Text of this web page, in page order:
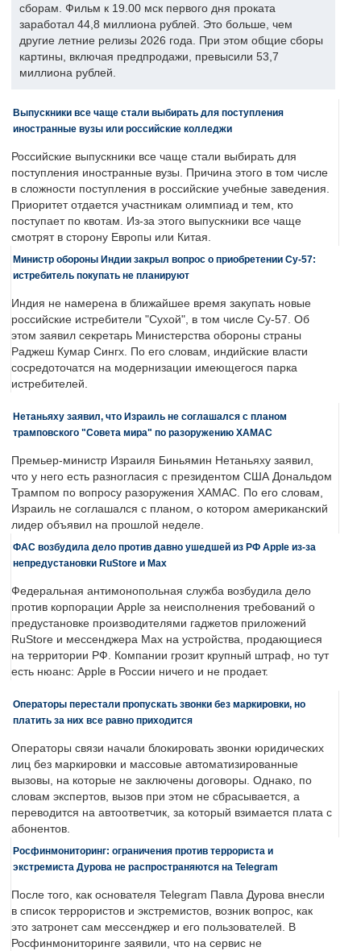
сборам. Фильм к 19.00 мск первого дня проката
заработал 44,8 миллиона рублей. Это больше, чем
другие летние релизы 2026 года. При этом общие сборы
картины, включая предпродажи, превысили 53,7
миллиона рублей.
Выпускники все чаще стали выбирать для поступления
иностранные вузы или российские колледжи
Российские выпускники все чаще стали выбирать для
поступления иностранные вузы. Причина этого в том числе
в сложности поступления в российские учебные заведения.
Приоритет отдается участникам олимпиад и тем, кто
поступает по квотам. Из-за этого выпускники все чаще
смотрят в сторону Европы или Китая.
Министр обороны Индии закрыл вопрос о приобретении Су-57:
истребитель покупать не планируют
Индия не намерена в ближайшее время закупать новые
российские истребители "Сухой", в том числе Су-57. Об
этом заявил секретарь Министерства обороны страны
Раджеш Кумар Сингх. По его словам, индийские власти
сосредоточатся на модернизации имеющегося парка
истребителей.
Нетаньяху заявил, что Израиль не соглашался с планом
трамповского "Совета мира" по разоружению ХАМАС
Премьер-министр Израиля Биньямин Нетаньяху заявил,
что у него есть разногласия с президентом США Дональдом
Трампом по вопросу разоружения ХАМАС. По его словам,
Израиль не соглашался с планом, о котором американский
лидер объявил на прошлой неделе.
ФАС возбудила дело против давно ушедшей из РФ Apple из-за
непредустановки RuStore и Max
Федеральная антимонопольная служба возбудила дело
против корпорации Apple за неисполнения требований о
предустановке производителями гаджетов приложений
RuStore и мессенджера Max на устройства, продающиеся
на территории РФ. Компании грозит крупный штраф, но тут
есть нюанс: Apple в России ничего и не продает.
Операторы перестали пропускать звонки без маркировки, но
платить за них все равно приходится
Операторы связи начали блокировать звонки юридических
лиц без маркировки и массовые автоматизированные
вызовы, на которые не заключены договоры. Однако, по
словам экспертов, вызов при этом не сбрасывается, а
переводится на автоответчик, за который взимается плата с
абонентов.
Росфинмониторинг: ограничения против террориста и
экстремиста Дурова не распространяются на Telegram
После того, как основателя Telegram Павла Дурова внесли
в список террористов и экстремистов, возник вопрос, как
это затронет сам мессенджер и его пользователей. В
Росфинмониторинге заявили, что на сервис не